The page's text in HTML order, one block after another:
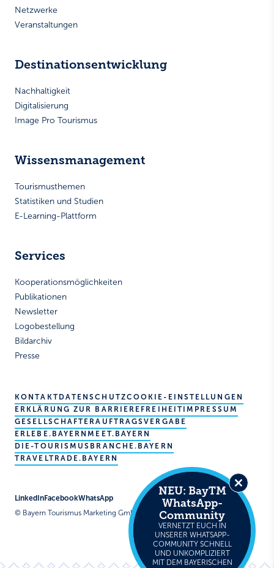
Netzwerke
Veranstaltungen
Destinationsentwicklung
Nachhaltigkeit
Digitalisierung
Image Pro Tourismus
Wissensmanagement
Tourismusthemen
Statistiken und Studien
E-Learning-Plattform
Services
Kooperationsmöglichkeiten
Publikationen
Newsletter
Logobestellung
Bildarchiv
Presse
KONTAKT DATENSCHUTZCOOKIE-EINSTELLUNGEN
ERKLÄRUNG ZUR BARRIEREFREIHEIT IMPRESSUM
GESELLSCHAFTERAUFTRAGSVERGABE
ERLEBE.BAYERNMEET.BAYERN
DIE-TOURISMUSBRANCHE.BAYERN
TRAVELTRADE.BAYERN
LinkedInFacebookWhatsApp
© Bayern Tourismus Marketing GmbH
Close
this
module
NEU: BayTM
WhatsApp-
Community
VERNETZT EUCH IN
UNSERER WHATSAPP-
COMMUNITY SCHNELL
UND UNKOMPLIZIERT
MIT DEM BAYERISCHEN